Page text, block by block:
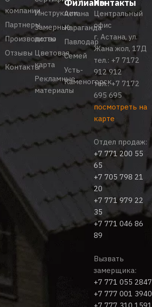
компании
Партнеры
Производство
Отзывы
Контакты
Инструкции
Замерные
листы
Цветовая
карта
Рекламные
материалы
Филиалы
Астана
Караганда
Павлодар
Семей
Усть-
Каменогорск
Контакты
Центральный
офис
г. Астана, ул.
Жана жол, 17Д
тел.: +7 7172
912 912
тел.:+7 7172
695 695
посмотреть на
карте
Отдел продаж:
+7 771 200 55
65
+7 705 798 21
20
+7 771 979 22
35
+7 771 046 86
89
Вызвать
замерщика:
+7 771 055 2847
+7 777 001 3940